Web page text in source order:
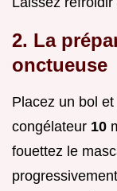
2. La
onctueuse
Placez un bol
congélateur 10
fouettez le